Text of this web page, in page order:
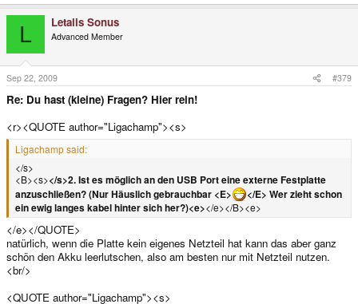
L Letalis Sonus
Advanced Member
Sep 22, 2009 #379
Re: Du hast (kleine) Fragen? Hier rein!
<r><QUOTE author="Ligachamp"><s>
Ligachamp said:
</s>
<B><s></s>2. Ist es möglich an den USB Port eine externe Festplatte
anzuschließen? (Nur Häuslich gebrauchbar <E>
</E> Wer zieht schon
ein ewig langes kabel hinter sich her?)<e></e></B><e>
</e></QUOTE>
natürlich, wenn die Platte kein eigenes Netzteil hat kann das aber ganz
schön den Akku leerlutschen, also am besten nur mit Netzteil nutzen.
<br/>
<QUOTE author="Ligachamp"><s>